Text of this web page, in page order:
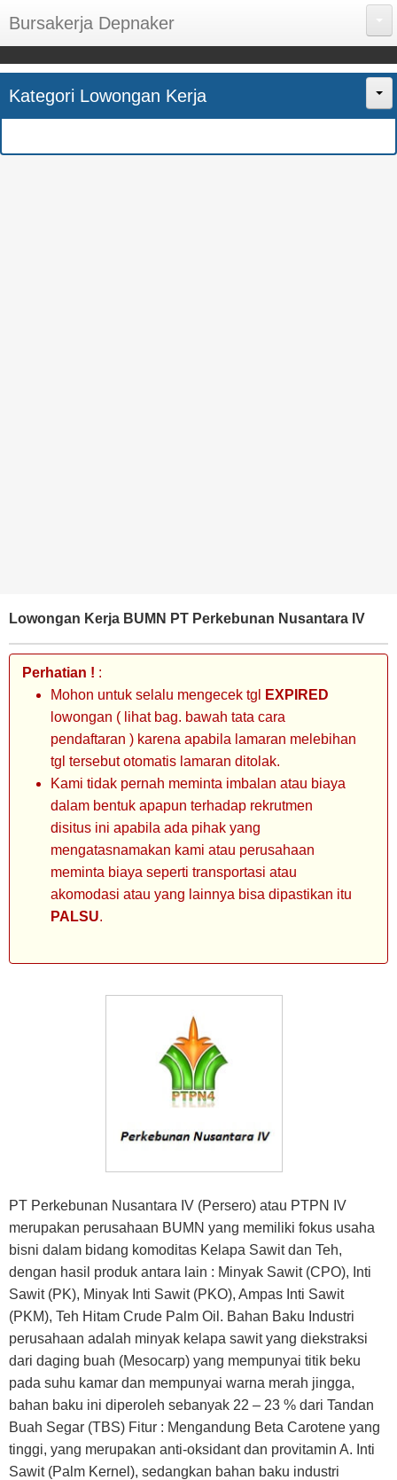
Bursakerja Depnaker
About Me
Disclaimer
Kategori Lowongan Kerja
Lowongan Kerja BUMN PT Perkebunan Nusantara IV
Perhatian ! :
Mohon untuk selalu mengecek tgl
EXPIRED
lowongan ( lihat bag. bawah tata cara
pendaftaran ) karena apabila lamaran melebihan
tgl tersebut otomatis lamaran ditolak.
Kami tidak pernah meminta imbalan atau biaya
dalam bentuk apapun terhadap rekrutmen
disitus ini apabila ada pihak yang
mengatasnamakan kami atau perusahaan
meminta biaya seperti transportasi atau
akomodasi atau yang lainnya bisa dipastikan itu
PALSU.
PT Perkebunan Nusantara IV (Persero) atau PTPN IV
merupakan perusahaan BUMN yang memiliki fokus usaha
bisni dalam bidang komoditas Kelapa Sawit dan Teh,
dengan hasil produk antara lain : Minyak Sawit (CPO), Inti
Sawit (PK), Minyak Inti Sawit (PKO), Ampas Inti Sawit
(PKM), Teh Hitam Crude Palm Oil. Bahan Baku Industri
perusahaan adalah minyak kelapa sawit yang diekstraksi
dari daging buah (Mesocarp) yang mempunyai titik beku
pada suhu kamar dan mempunyai warna merah jingga,
bahan baku ini diperoleh sebanyak 22 – 23 % dari Tandan
Buah Segar (TBS) Fitur : Mengandung Beta Carotene yang
tinggi, yang merupakan anti-oksidant dan provitamin A. Inti
Sawit (Palm Kernel), sedangkan bahan baku industri